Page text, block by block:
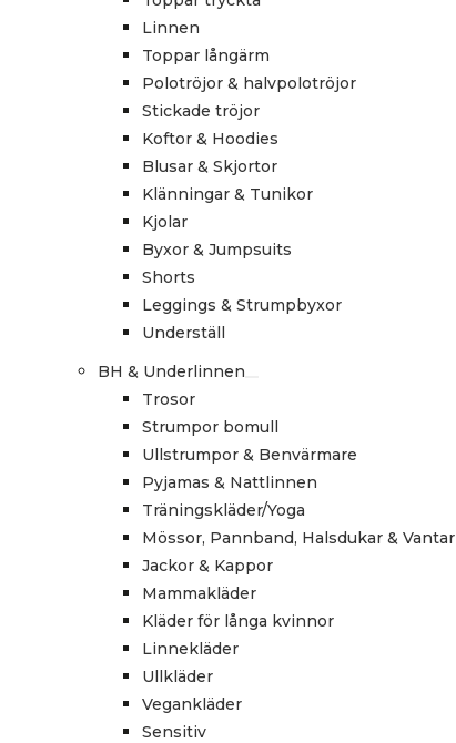
Linnen
Toppar långärm
Polotröjor & halvpolotröjor
Stickade tröjor
Koftor & Hoodies
Blusar & Skjortor
Klänningar & Tunikor
Kjolar
Byxor & Jumpsuits
Shorts
Leggings & Strumpbyxor
Underställ
BH & Underlinnen
Trosor
Strumpor bomull
Ullstrumpor & Benvärmare
Pyjamas & Nattlinnen
Träningskläder/Yoga
Mössor, Pannband, Halsdukar & Vantar
Jackor & Kappor
Mammakläder
Kläder för långa kvinnor
Linnekläder
Ullkläder
Vegankläder
Sensitiv